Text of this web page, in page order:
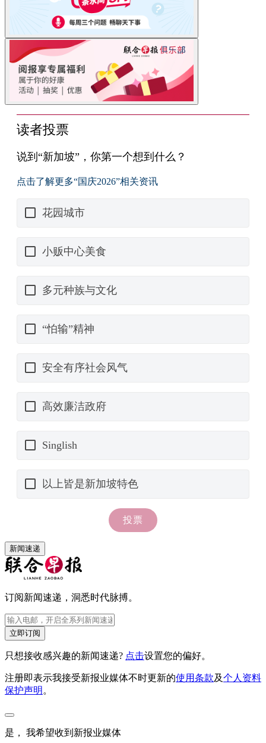
新闻速递
订阅新闻速递，洞悉时代脉搏。
立即订阅
只想接收感兴趣的新闻速递? 点击设置您的偏好。
注册即表示我接受新报业媒体不时更新的使用条款及个人资料
保护声明 。
是， 我希望收到新报业媒体